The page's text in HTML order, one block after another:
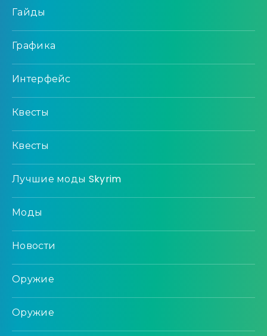
Гайды
Графика
Интерфейс
Квесты
Квесты
Лучшие моды Skyrim
Моды
Новости
Оружие
Оружие